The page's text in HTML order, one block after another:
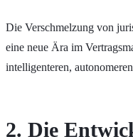
Die Verschmelzung von
eine neue Ära im
intelligenteren,
2. Die